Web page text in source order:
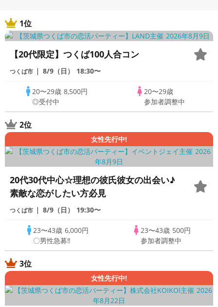
1位
【20代限定】つくば100人合コン
つくば市 8/9（日） 18:30〜
20〜29歳 8,500円
◎受付中
20〜29歳
参加者調整中
2位
女性先行中!
20代30代中心☆理想の彼氏彼女の出会い♪
素敵な恋がしたい方必見
つくば市 8/9（日） 19:30〜
23〜43歳 6,000円
〇男性急募‼
23〜43歳 500円
参加者調整中
3位
女性先行中!